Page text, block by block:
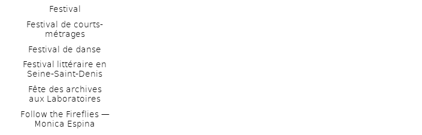
Festival
Festival de courts-
métrages
Festival de danse
Festival littéraire en
Seine-Saint-Denis
Fête des archives
aux Laboratoires
Follow the Fireflies —
Monica Espina